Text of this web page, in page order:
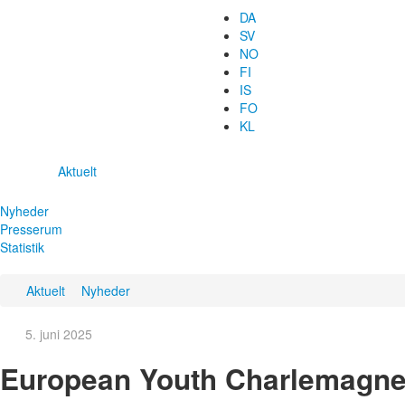
DA
SV
NO
FI
IS
FO
KL
Aktuelt
Nyheder
Presserum
Statistik
Aktuelt Nyheder
5. juni 2025
European Youth